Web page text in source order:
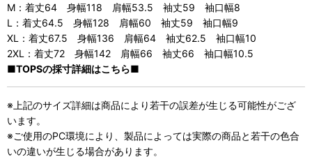
M：着丈64 身幅118 肩幅53.5 袖丈59 袖口幅8
L：着丈64.5 身幅128 肩幅60 袖丈59 袖口幅9
XL：着丈67.5 身幅136 肩幅64 袖丈62.5 袖口幅10
2XL：着丈72 身幅142 肩幅66 袖丈66 袖口幅10.5
■TOPSの採寸詳細はこちら■
※上記のサイズ詳細は商品により若干の誤差が生じる可能性がござ
います。
※ご使用のPC環境により、製品によっては実際の商品と若干の色合
いの違いが生じる場合があります。